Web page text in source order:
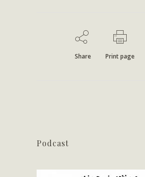
Share Print page
Podcast